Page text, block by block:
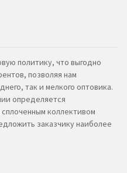
политику, что выгодно
позволяя нам
так и мелкого оптовика.
определяется
коллективом
заказчику наиболее